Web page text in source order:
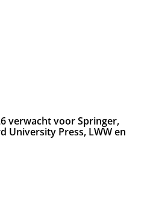
verwacht voor Springer,
University Press, LWW en